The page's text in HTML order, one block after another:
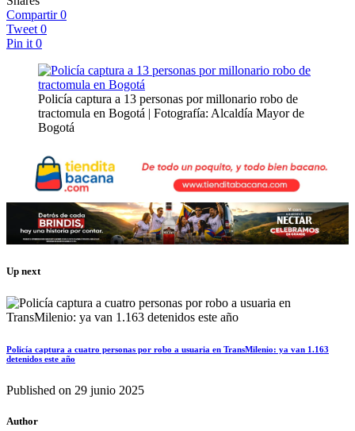
Compartir 0
Tweet 0
Pin it 0
Policía captura a 13 personas por millonario robo de
tractomula en Bogotá | Fotografía: Alcaldía Mayor de
Bogotá
Up next
Policía captura a cuatro personas por robo a usuaria en TransMilenio: ya van 1.163
detenidos este año
Published on 29 junio 2025
Author